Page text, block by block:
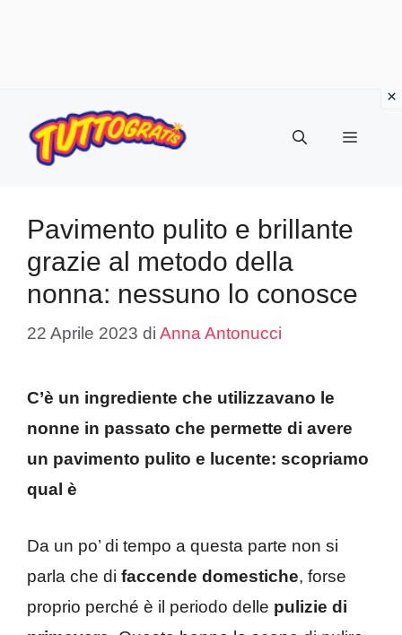
contenuto
Menu
Pavimento pulito e brillante
grazie al metodo della
nonna: nessuno lo conosce
22 Aprile 2023 di Anna Antonucci
C’è un ingrediente che utilizzavano le
nonne in passato che permette di avere
un pavimento pulito e lucente: scopriamo
qual è
Da un po’ di tempo a questa parte non si
parla che di faccende domestiche, forse
proprio perché è il periodo delle pulizie di